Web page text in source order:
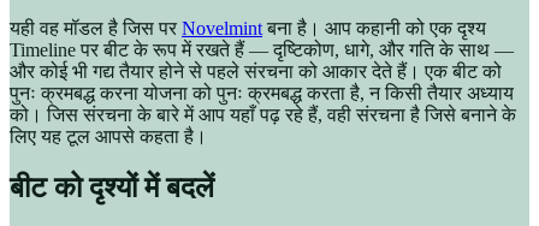
यही वह मॉडल है जिस पर Novelmintबना है। आप कहानी को एक दृश्य
Timeline पर बीट के रूप में रखते हैं — दृष्टिकोण, धागे, और गति के साथ —
और कोई भी गद्य तैयार होने से पहले संरचना को आकार देते हैं। एक बीट को
पुनः क्रमबद्ध करना योजना को पुनः क्रमबद्ध करता है, न किसी तैयार अध्याय
को। जिस संरचना के बारे में आप यहाँ पढ़ रहे हैं, वही संरचना है जिसे बनाने के
लिए यह टूल आपसे कहता है।
बीट को दृश्यों में बदलें